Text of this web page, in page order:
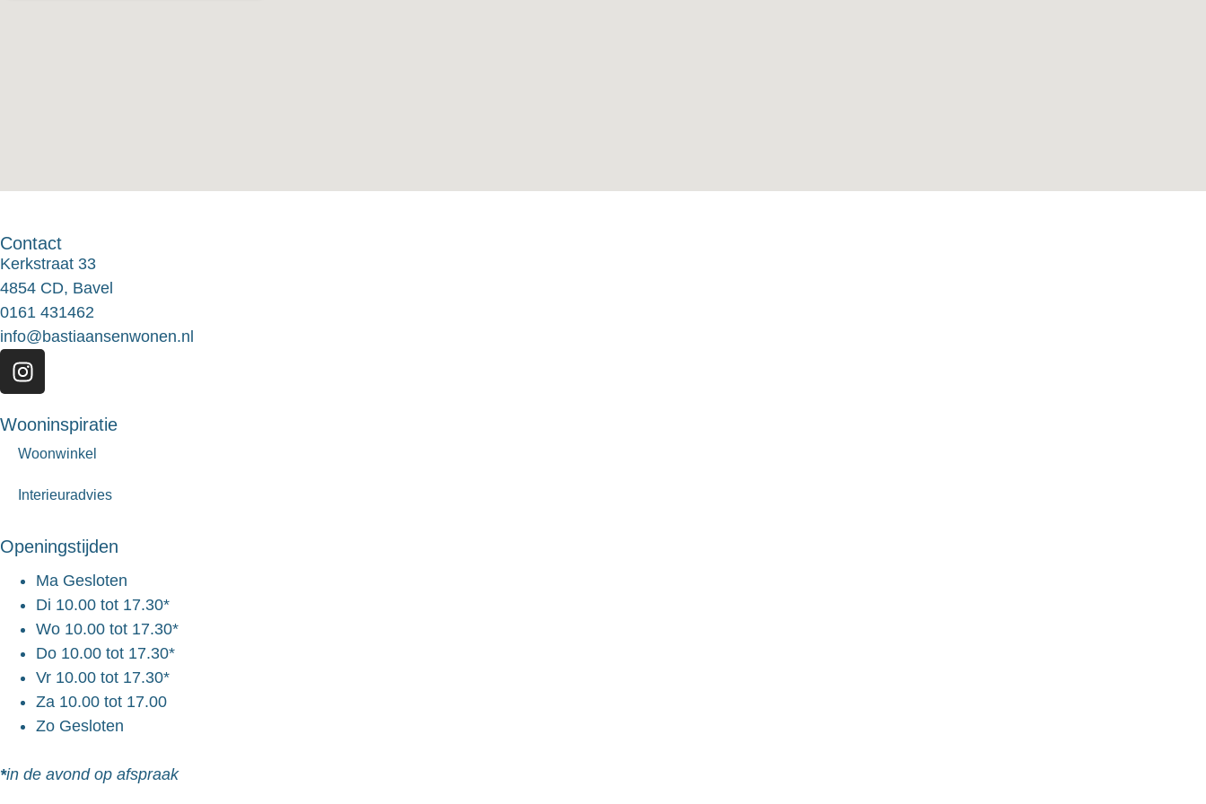
Contact
Kerkstraat 33
4854 CD, Bavel
0161 431462
info@bastiaansenwonen.nl
Wooninspiratie
Woonwinkel
Interieuradvies
Openingstijden
Ma Gesloten
Di 10.00 tot 17.30*
Wo 10.00 tot 17.30*
Do 10.00 tot 17.30*
Vr 10.00 tot 17.30*
Za 10.00 tot 17.00
Zo Gesloten
*in de avond op afspraak